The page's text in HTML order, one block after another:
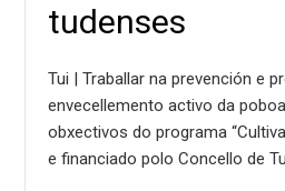
tudenses
Tui | Traballar na prevención e
envecellemento activo da
obxectivos do programa
e financiado polo Concello de